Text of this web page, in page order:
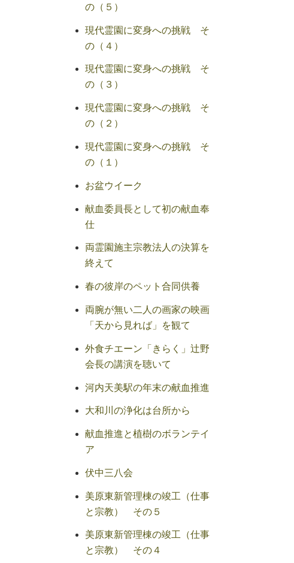
の（５）
現代霊園に変身への挑戦 そ
の（４）
現代霊園に変身への挑戦 そ
の（３）
現代霊園に変身への挑戦 そ
の（２）
現代霊園に変身への挑戦 そ
の（１）
お盆ウイーク
献血委員長として初の献血奉
仕
両霊園施主宗教法人の決算を
終えて
春の彼岸のペット合同供養
両腕が無い二人の画家の映画
「天から見れば」を観て
外食チエーン「きらく」辻野
会長の講演を聴いて
河内天美駅の年末の献血推進
大和川の浄化は台所から
献血推進と植樹のボランテイ
ア
伏中三八会
美原東新管理棟の竣工（仕事
と宗教） その５
美原東新管理棟の竣工（仕事
と宗教） その４